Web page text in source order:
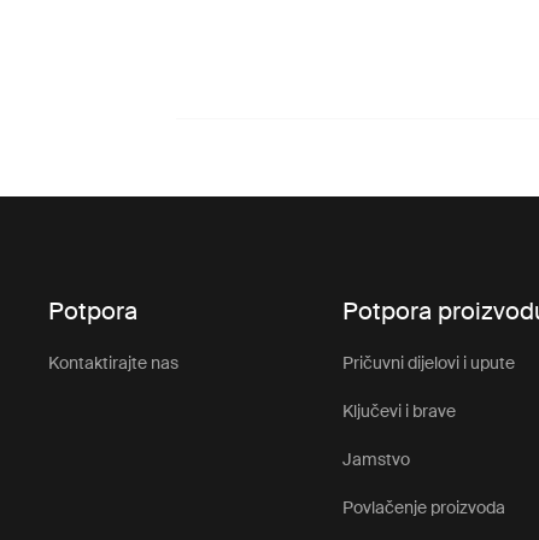
Potpora
Kontaktirajte nas
Potpora
Pričuvni dijelovi i upute
Ključevi i brave
Jamstvo
Povlačenje proizvoda